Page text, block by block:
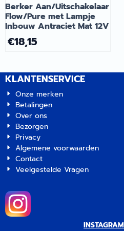
Berker Aan/Uitschakelaar
Flow/Pure met Lampje
Inbouw Antraciet Mat 12V
€18,15
KLANTENSERVICE
Onze merken
Betalingen
Over ons
Bezorgen
Privacy
Algemene voorwaarden
Contact
Veelgestelde Vragen
INSTAGRAM